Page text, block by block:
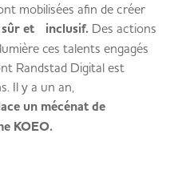
mobilisées afin de créer
sûr et inclusif. Des actions
ces talents engagés
Randstad Digital est
Il y a un an,
un mécénat de
KOEO.